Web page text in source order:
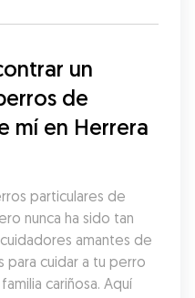
un
de
mí en Herrera
particulares de
nunca ha sido tan
amantes de
para cuidar a tu perro
cariñosa. Aquí